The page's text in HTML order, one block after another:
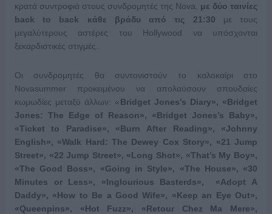
κρατά συντροφιά στους συνδρομητές της Nova, με δύο ταινίες
back
to back κάθε βράδυ από τις 21:30 με τους
μεγαλύτερους αστέρες του Hollywood να υπόσχονται
ξεκαρδιστικές στιγμές.
Οι συνδρομητές θα συντονιστούν το καλοκαίρι στο
Novasummer προκειμένου να απολαύσουν σπουδαίες
κωμωδίες μεταξύ άλλων: «Bridget Jones’s Diary», «Bridget
Jones: The Edge of Reason», «Bridget Jones’s Baby»,
«Ticket to Paradise», «Burn After Reading», «Johnny
English», «Walk Hard: The Dewey Cox Story», «21 Jump
Street», «22 Jump Street», «Long Shot», «That’s My Boy»,
«The Good Boss», «Going in Style», «The House», «30
Minutes or Less», «Inglourious Basterds», «Adopt A
Daddy», «How to Be a Good Wife», «Keep an Eye Out»,
«Queenpins», «Hot Fuzz», «Retour Chez Ma Mere»,